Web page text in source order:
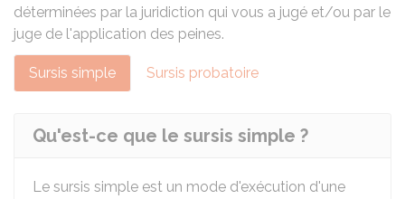
déterminées par la juridiction qui vous a jugé et/ou par le
juge de l'application des peines.
Sursis simple Sursis probatoire
Qu'est-ce que le sursis simple ?
Le sursis simple est un mode d'exécution d'une